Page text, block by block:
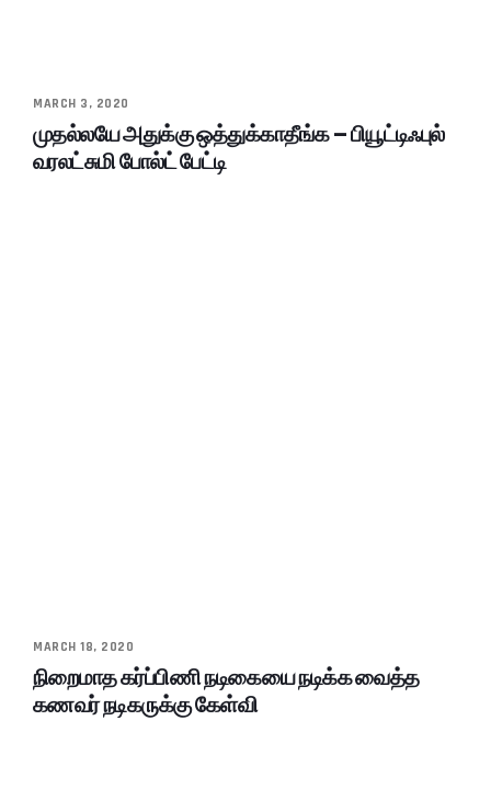
MARCH 3, 2020
முதல்லயே அதுக்கு ஒத்துக்காதீங்க – பியூட்டிஃபுல்
வரலட்சுமி போல்ட் பேட்டி
MARCH 18, 2020
நிறைமாத கர்ப்பிணி நடிகையை நடிக்க வைத்த
கணவர் நடிகருக்கு கேள்வி